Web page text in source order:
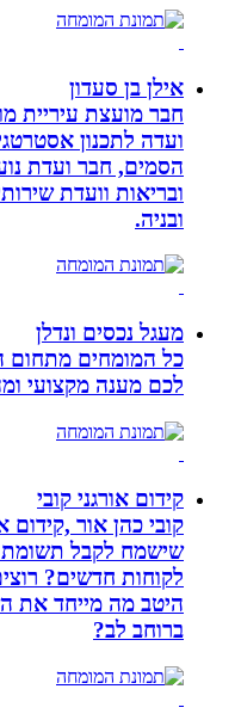
אילן בן סעדון
חבר מועצת עיריית
ועדה לתכנון אסטרטגי,
הסמים, חבר ועדת
ובריאות וועדת
ובניה.
מעגל נכסים ונדלן
כל המומחים מתחום
לכם מענה מקצועי
קידום אורגני קובי
קובי כהן אור ,קידום
שישמח לקבל תשומת
לקוחות חדשים? רוצים
היטב מה מייחד את
ברוחב לב?